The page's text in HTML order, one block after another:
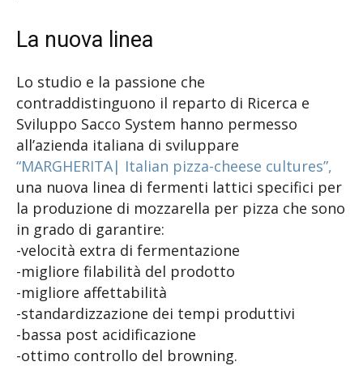
La nuova linea
Lo studio e la passione che
contraddistinguono il reparto di Ricerca e
Sviluppo Sacco System hanno permesso
all’azienda italiana di sviluppare
“MARGHERITA| Italian pizza-cheese cultures”,
una nuova linea di fermenti lattici specifici per
la produzione di mozzarella per pizza che sono
in grado di garantire:
-velocità extra di fermentazione
-migliore filabilità del prodotto
-migliore affettabilità
-standardizzazione dei tempi produttivi
-bassa post acidificazione
-ottimo controllo del browning.